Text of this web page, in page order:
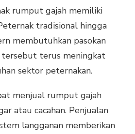
rumput gajah memiliki
tradisional hingga
membutuhkan pasokan
terus meningkat
sektor peternakan.
menjual rumput gajah
atau cacahan. Penjualan
langganan memberikan